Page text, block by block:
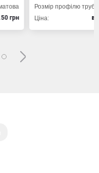
Розмір профілю труби, мм
Ціна:
вiд 49.80